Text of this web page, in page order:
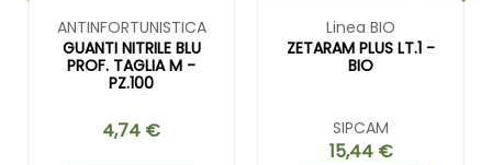
ANTINFORTUNISTICA
GUANTI NITRILE BLU
PROF. TAGLIA M -
PZ.100
4,74 €
Linea BIO
ZETARAM PLUS LT.1 -
BIO
SIPCAM
15,44 €